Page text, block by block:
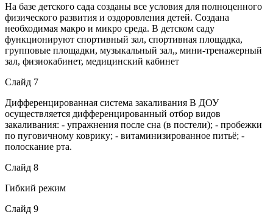
На базе детского сада созданы все условия для полноценного
физического развития и оздоровления детей. Создана
необходимая макро и микро среда. В детском саду
функционируют спортивный зал, спортивная площадка,
групповые площадки, музыкальный зал,, мини-тренажерный
зал, физиокабинет, медицинский кабинет
Слайд 7
Дифференцированная система закаливания В ДОУ
осуществляется дифференцированный отбор видов
закаливания: - упражнения после сна (в постели); - пробежки
по пуговичному коврику; - витаминизированное питьё; -
полоскание рта.
Слайд 8
Гибкий режим
Слайд 9